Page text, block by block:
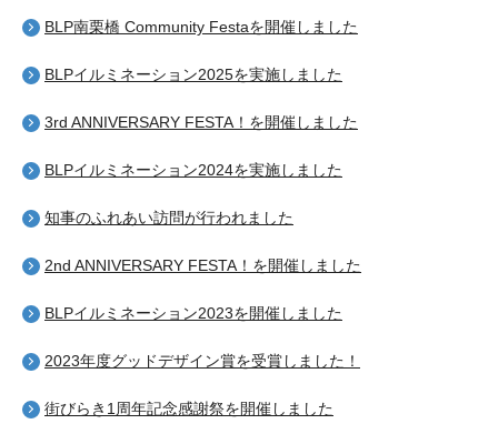
BLP南栗橋 Community Festaを開催しました
BLPイルミネーション2025を実施しました
3rd ANNIVERSARY FESTA！を開催しました
BLPイルミネーション2024を実施しました
知事のふれあい訪問が行われました
2nd ANNIVERSARY FESTA！を開催しました
BLPイルミネーション2023を開催しました
2023年度グッドデザイン賞を受賞しました！
街びらき1周年記念感謝祭を開催しました